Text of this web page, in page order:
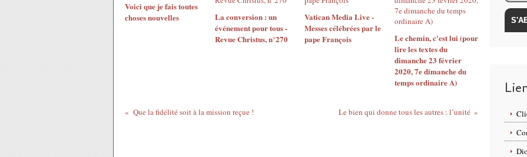
Voici que je fais toutes
choses nouvelles
La conversion : un
événement pour tous -
Revue Christus, n°270
Vatican Media Live -
Messes célébrées par le
pape François
Le chemin, c'est lui (pour
lire les textes du
dimanche 23 février
2020, 7e dimanche du
temps ordinaire A)
Que la fidélité soit à la mission reçue ! Le bien qui donne tous les autres : l’unité